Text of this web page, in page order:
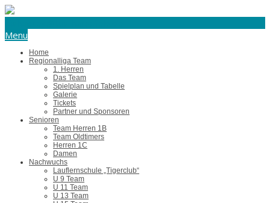
Menu
Home
Regionalliga Team
1. Herren
Das Team
Spielplan und Tabelle
Galerie
Tickets
Partner und Sponsoren
Senioren
Team Herren 1B
Team Oldtimers
Herren 1C
Damen
Nachwuchs
Lauflernschule „Tigerclub“
U 9 Team
U 11 Team
U 13 Team